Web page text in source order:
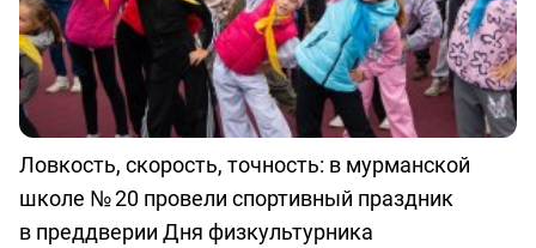
Ловкость, скорость, точность: в мурманской
школе № 20 провели спортивный праздник
в преддверии Дня физкультурника